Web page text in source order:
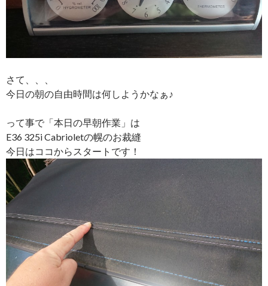
さて、、、
今日の朝の自由時間は何しようかなぁ♪
って事で「本日の早朝作業」は
E36 325i Cabrioletの幌のお裁縫
今日はココからスタートです！